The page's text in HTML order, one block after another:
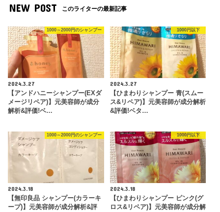
NEW POST このライターの最新記事
1000～2000円のシャンプー
2024.3.27
【アンドハニーシャンプー(EXダ
メージリペア)】元美容師が成分
解析&評価!ベ…
1000円以下
2024.3.27
【ひまわりシャンプー 青(スムー
ス&リペア)】元美容師が成分解析
&評価!ベタ…
1000～2000円のシャンプー
2024.3.18
【無印良品 シャンプー(カラーキ
ープ)】元美容師が成分解析&評
1000円以下
2024.3.18
【ひまわりシャンプー ピンク(グ
ロス&リペア)】元美容師が成分解